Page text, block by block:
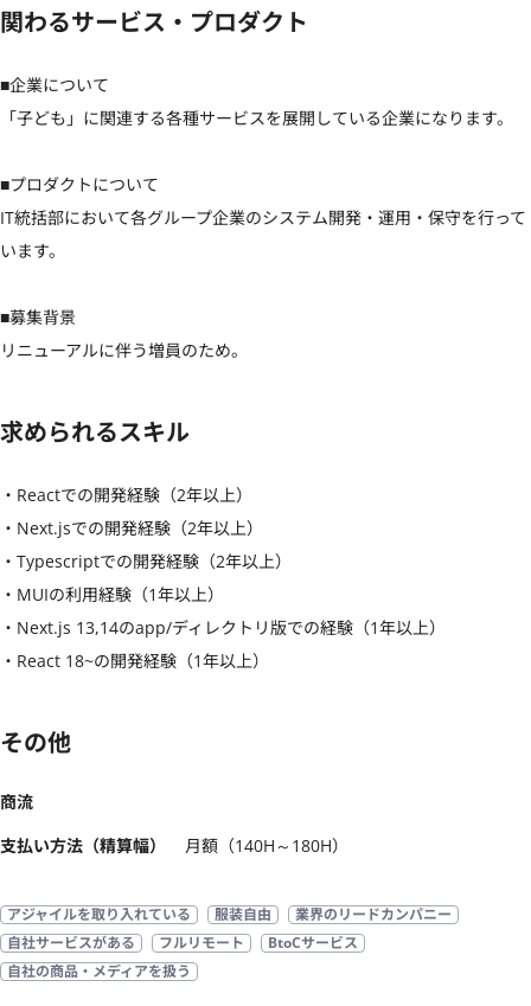
関わるサービス・プロダクト
■企業について
「子ども」に関連する各種サービスを展開している企業になります。
■プロダクトについて
IT統括部において各グループ企業のシステム開発・運用・保守を行って
います。
■募集背景
リニューアルに伴う増員のため。
求められるスキル
・Reactでの開発経験（2年以上）
・Next.jsでの開発経験（2年以上）
・Typescriptでの開発経験（2年以上）
・MUIの利用経験（1年以上）
・Next.js 13,14のapp/ディレクトリ版での経験（1年以上）
・React 18~の開発経験（1年以上）
その他
商流
支払い方法（精算幅）
月額（140H～180H）
アジャイルを取り入れている 服装自由
業界のリードカンパニー
自社サービスがある
フルリモート
BtoCサービス
自社の商品・メディアを扱う